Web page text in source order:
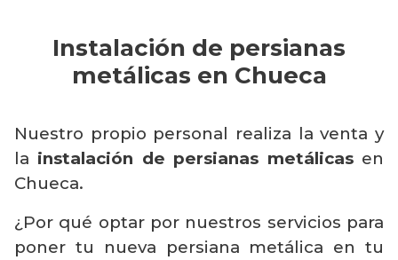
Instalación de persianas
metálicas en Chueca
Nuestro propio personal realiza la venta y
la instalación de persianas metálicasen
Chueca.
¿Por qué optar por nuestros servicios para
poner tu nueva persiana metálica en tu